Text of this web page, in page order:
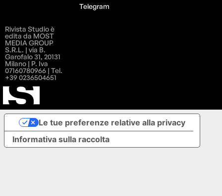
Telegram
Rivista Studio è
edita da MOST
MEDIA GROUP
S.R.L. | via B.
Garofalo 31, 20131
Milano | P. Iva
07160780966 | Tel.
+39 0236504651
Informativa sulla raccolta
Le tue preferenze relative alla privacy